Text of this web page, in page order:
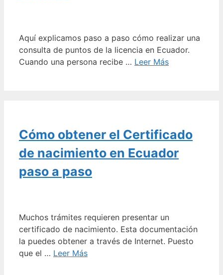
Aquí explicamos paso a paso cómo realizar una
consulta de puntos de la licencia en Ecuador.
Cuando una persona recibe … Leer Más
Cómo obtener el Certificado
de nacimiento en Ecuador
paso a paso
Muchos trámites requieren presentar un
certificado de nacimiento. Esta documentación
la puedes obtener a través de Internet. Puesto
que el … Leer Más